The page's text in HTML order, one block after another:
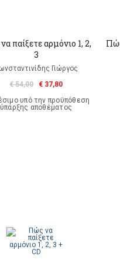
παίξετε αρμόνιο 1, 2,
3
Γιώργος
€ 54,00
€ 37,80
υπό την προϋπόθεση
ύπαρξης αποθέματος